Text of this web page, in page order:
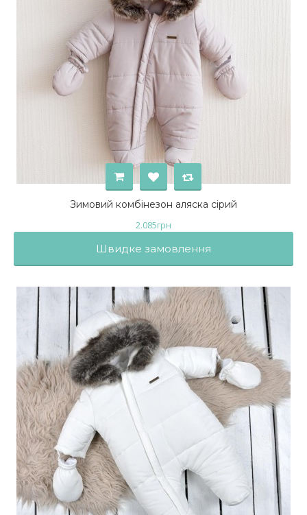
Зимовий комбінезон аляска сірий
2.085грн
Швидке замовлення